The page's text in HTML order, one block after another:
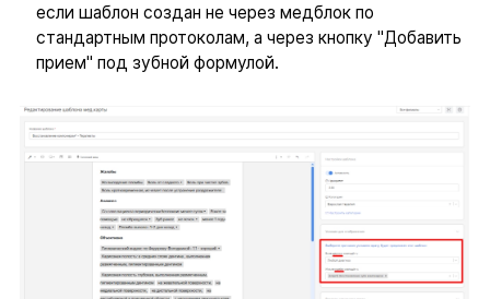
если шаблон создан не через медблок по
стандартным протоколам, а через кнопку "Добавить
прием" под зубной формулой.